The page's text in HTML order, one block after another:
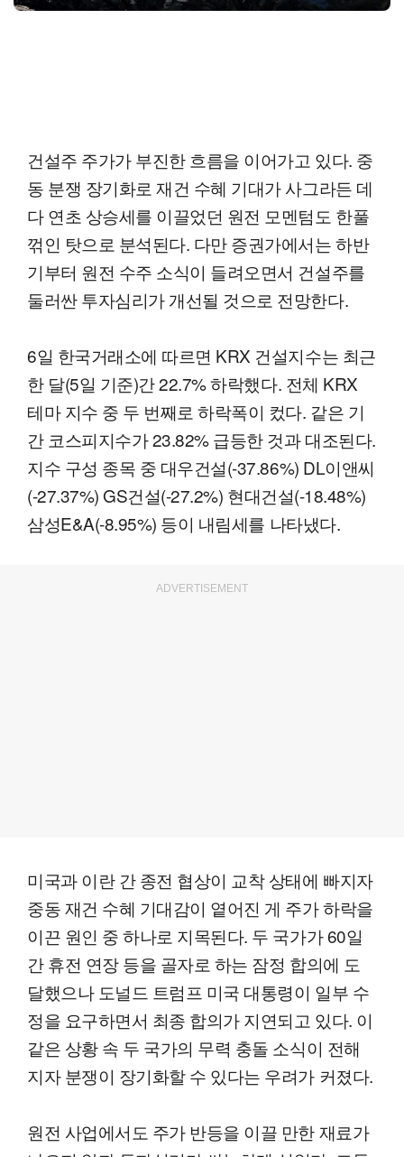
건설주 주가가 부진한 흐름을 이어가고 있다. 중
동 분쟁 장기화로 재건 수혜 기대가 사그라든 데
다 연초 상승세를 이끌었던 원전 모멘텀도 한풀
꺾인 탓으로 분석된다. 다만 증권가에서는 하반
기부터 원전 수주 소식이 들려오면서 건설주를
둘러싼 투자심리가 개선될 것으로 전망한다.
6일 한국거래소에 따르면 KRX 건설지수는 최근
한 달(5일 기준)간 22.7% 하락했다. 전체 KRX
테마 지수 중 두 번째로 하락폭이 컸다. 같은 기
간 코스피지수가 23.82% 급등한 것과 대조된다.
지수 구성 종목 중 대우건설(-37.86%) DL이앤씨
(-27.37%) GS건설(-27.2%) 현대건설(-18.48%)
삼성E&A(-8.95%) 등이 내림세를 나타냈다.
ADVERTISEMENT
미국과 이란 간 종전 협상이 교착 상태에 빠지자
중동 재건 수혜 기대감이 옅어진 게 주가 하락을
이끈 원인 중 하나로 지목된다. 두 국가가 60일
간 휴전 연장 등을 골자로 하는 잠정 합의에 도
달했으나 도널드 트럼프 미국 대통령이 일부 수
정을 요구하면서 최종 합의가 지연되고 있다. 이
같은 상황 속 두 국가의 무력 충돌 소식이 전해
지자 분쟁이 장기화할 수 있다는 우려가 커졌다.
원전 사업에서도 주가 반등을 이끌 만한 재료가